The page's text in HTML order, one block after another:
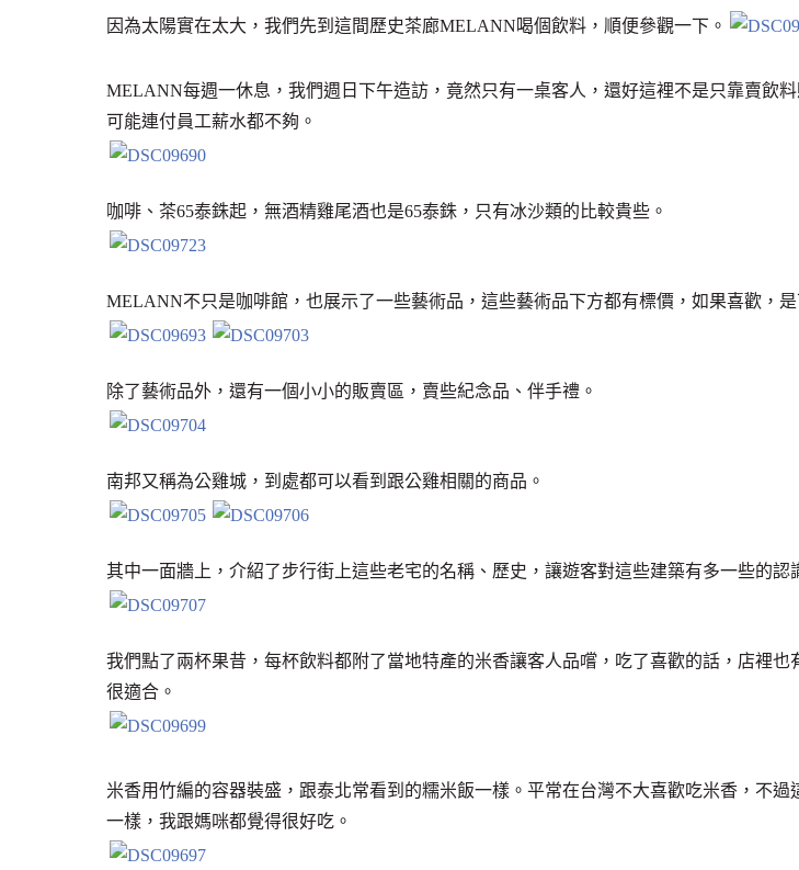
因為太陽實在太大，我們先到這間歷史茶廊MELANN喝個飲料，順便參觀一下。
MELANN每週一休息，我們週日下午造訪，竟然只有一桌客人，還好這裡不是只靠賣飲
可能連付員工薪水都不夠。
咖啡、茶65泰銖起，無酒精雞尾酒也是65泰銖，只有冰沙類的比較貴些。
MELANN不只是咖啡館，也展示了一些藝術品，這些藝術品下方都有標價，如果喜歡，是
除了藝術品外，還有一個小小的販賣區，賣些紀念品、伴手禮。
南邦又稱為公雞城，到處都可以看到跟公雞相關的商品。
其中一面牆上，介紹了步行街上這些老宅的名稱、歷史，讓遊客對這些建築有多一些的認
我們點了兩杯果昔，每杯飲料都附了當地特產的米香讓客人品嚐，吃了喜歡的話，店裡也
很適合。
米香用竹編的容器裝盛，跟泰北常看到的糯米飯一樣。平常在台灣不大喜歡吃米香，不過
一樣，我跟媽咪都覺得很好吃。